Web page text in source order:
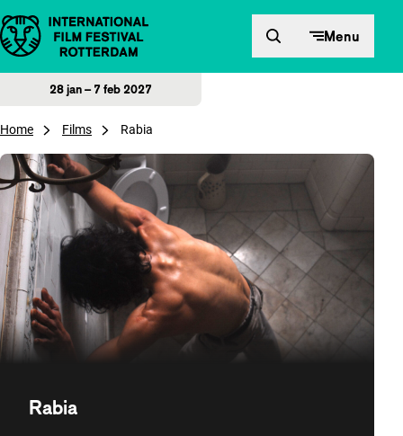
Direct naar inhoud Menu
28 jan – 7 feb 2027
Home Films Rabia
Rabia